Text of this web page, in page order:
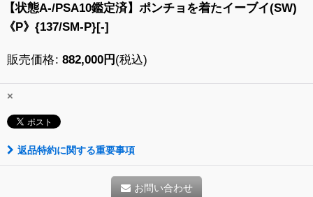
【状態A-/PSA10鑑定済】ポンチョを着たイーブイ(SW)
《P》{137/SM-P}[-]
販売価格: 882,000円 (税込)
×
返品特約に関する重要事項
お問い合わせ